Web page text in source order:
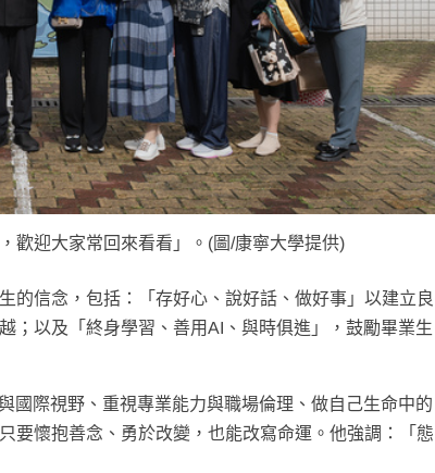
歡迎大家常回來看看」。(圖/康寧大學提供)
的信念，包括：「存好心、說好話、做好事」以建立良
；以及「終身學習、善用AI、與時俱進」，鼓勵畢業生
國際視野、重視專業能力與職場倫理、做自己生命中的
要懷抱善念、勇於改變，也能改寫命運。他強調：「態